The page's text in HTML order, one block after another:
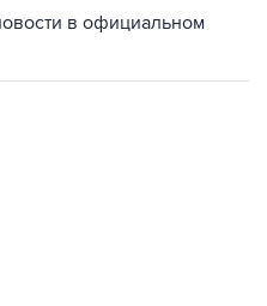
в официальном